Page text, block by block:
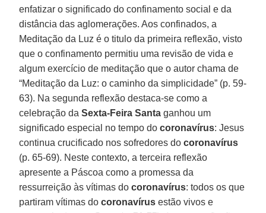
enfatizar o significado do confinamento social e da
distância das aglomerações. Aos confinados, a
Meditação da Luz é o titulo da primeira reflexão, visto
que o confinamento permitiu uma revisão de vida e
algum exercício de meditação que o autor chama de
“Meditação da Luz: o caminho da simplicidade” (p. 59-
63). Na segunda reflexão destaca-se como a
celebração daSexta-Feira Santa ganhou um
significado especial no tempo docoronavírus: Jesus
continua crucificado nos sofredores docoronavírus
(p. 65-69). Neste contexto, a terceira reflexão
apresente a Páscoa como a promessa da
ressurreição às vítimas docoronavírus: todos os que
partiram vítimas docoronavírus estão vivos e